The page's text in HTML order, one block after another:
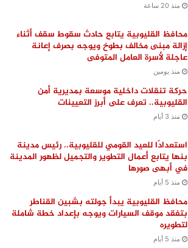
منذ 20 ساعة
محافظ القليوبية يتابع حادث سقوط سقف أثناء
إزالة مبنى مخالف بطوخ ويوجه بصرف إعانة
عاجلة لأسرة العامل المتوفى
منذ يومين
حركة تنقلات داخلية موسعة بمديرية أمن
القليوبية.. تعرف على أبرز التعيينات
منذ 3 أيام
استعدادًا للعيد القومي للقليوبية.. رئيس مدينة
بنها يتابع أعمال التطوير والتجميل لظهور المدينة
في أبهى صورها
منذ 5 أيام
محافظ القليوبية يبدأ جولته بشبين القناطر
بتفقد موقف السيارات ويوجه بإعداد خطة شاملة
لتطويره
منذ 5 أيام